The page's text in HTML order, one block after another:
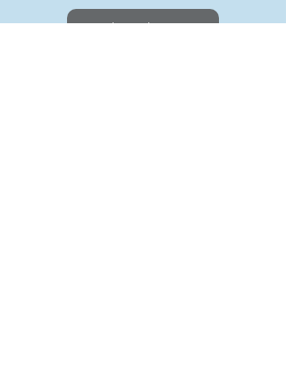
Fiche technique